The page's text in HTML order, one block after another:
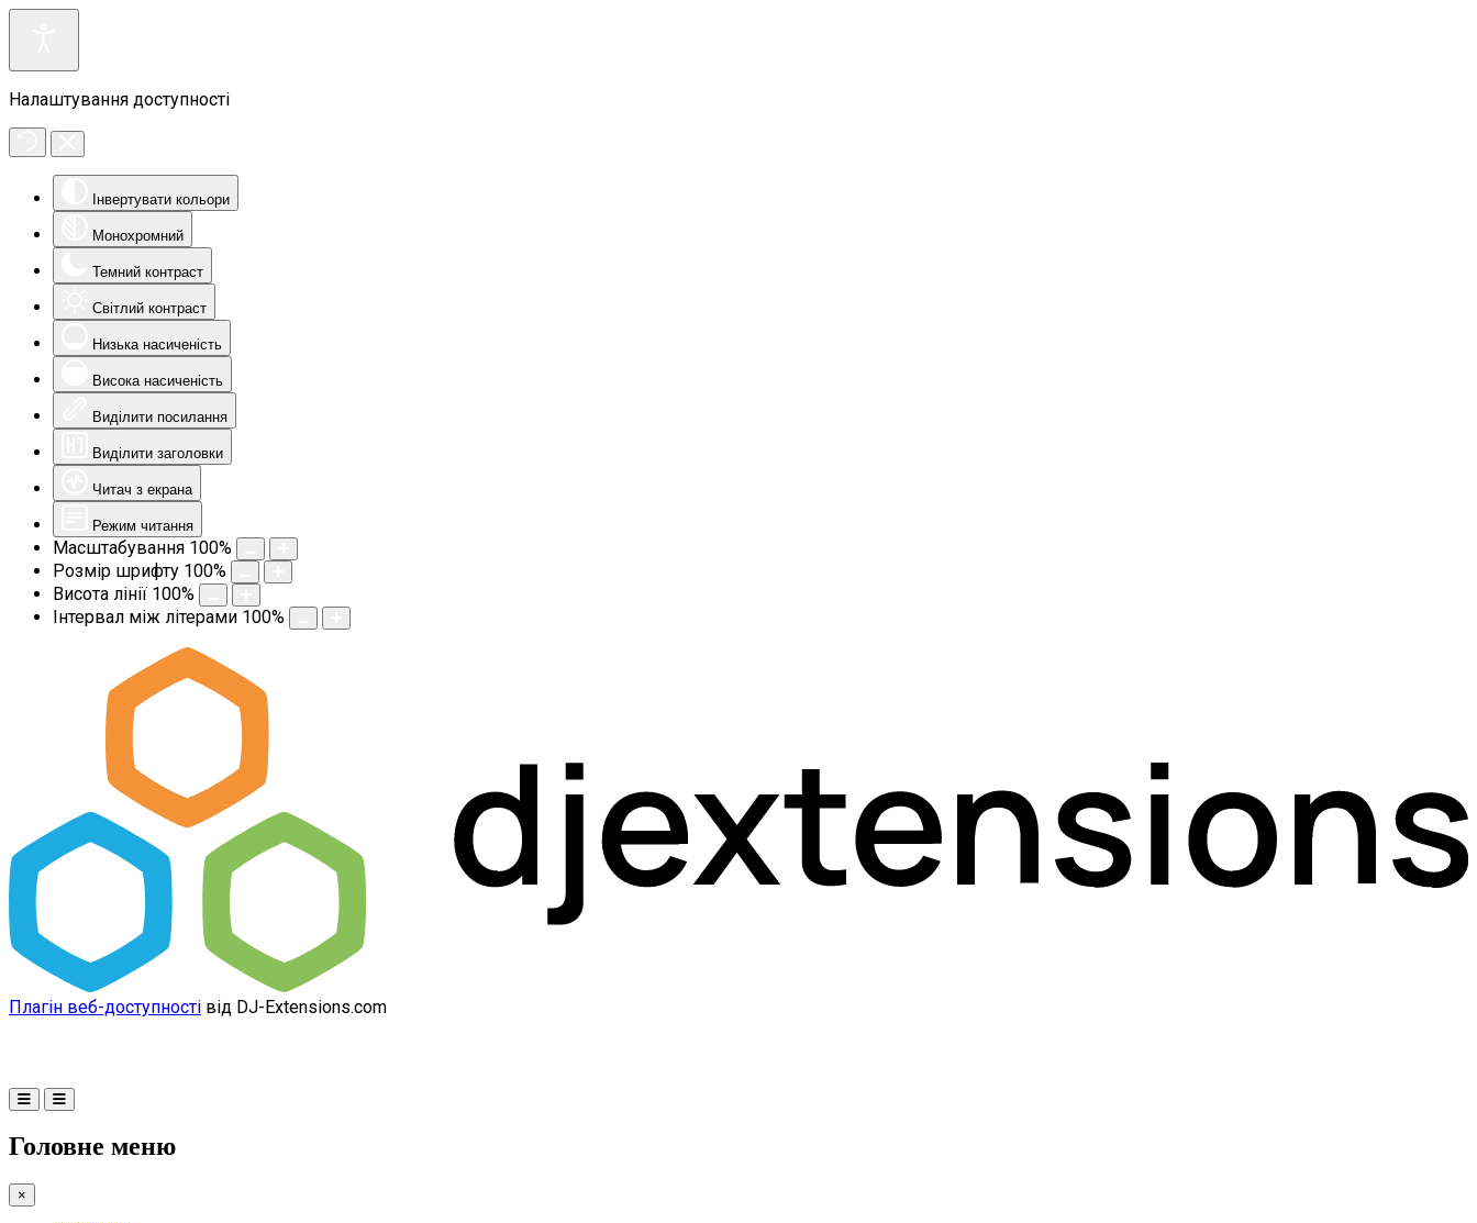
Налаштування доступності
Інвертувати кольори
Монохромний
Темний контраст
Світлий контраст
Низька насиченість
Висока насиченість
Виділити посилання
Виділити заголовки
Читач з екрана
Режим читання
Масштабування 100%
Розмір шрифту 100%
Висота лінії 100%
Інтервал між літерами 100%
Плагін веб-доступності від DJ-Extensions.com
Головне меню
×